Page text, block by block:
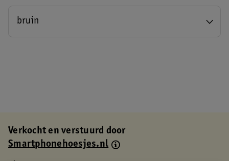
bruin
Verkocht en verstuurd door
Smartphonehoesjes.nl